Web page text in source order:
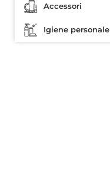
Accessori
Igiene personale